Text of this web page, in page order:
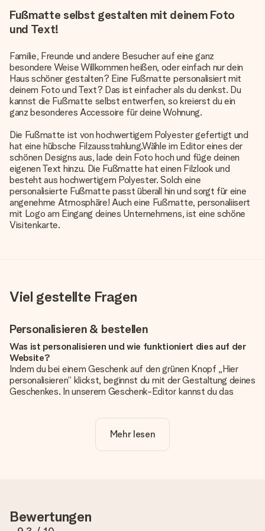
Fußmatte selbst gestalten mit deinem Foto
und Text!
Familie, Freunde und andere Besucher auf eine ganz
besondere Weise Willkommen heißen, oder einfach nur dein
Haus schöner gestalten? Eine Fußmatte personalisiert mit
deinem Foto und Text? Das ist einfacher als du denkst. Du
kannst die Fußmatte selbst entwerfen, so kreierst du ein
ganz besonderes Accessoire für deine Wohnung.
Die Fußmatte ist von hochwertigem Polyester gefertigt und
hat eine hübsche Filzausstrahlung.Wähle im Editor eines der
schönen Designs aus, lade dein Foto hoch und füge deinen
eigenen Text hinzu. Die Fußmatte hat einen Filzlook und
besteht aus hochwertigem Polyester. Solch eine
personalisierte Fußmatte passt überall hin und sorgt für eine
angenehme Atmosphäre! Auch eine Fußmatte, personaliisert
mit Logo am Eingang deines Unternehmens, ist eine schöne
Visitenkarte.
Viel gestellte Fragen
Personalisieren & bestellen
Was ist personalisieren und wie funktioniert dies auf der
Website?
Indem du bei einem Geschenk auf den grünen Knopf „Hier
personalisieren“ klickst, beginnst du mit der Gestaltung deines
Geschenkes. In unserem Geschenk-Editor kannst du das
noch eines unserer angebotenen Designs, um deinem
Geschenk die perfekte Ausstrahlung zu verleihen.
Wir möchten sicherstellen, dass du mit deinem Geschenk
rundum zufrieden bist. Deshalb ist es wichtig, qualitativ
Mehr lesen
Bewertungen